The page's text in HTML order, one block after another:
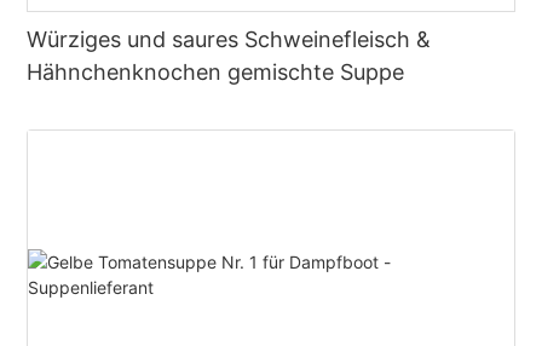
Würziges und saures Schweinefleisch &
Hähnchenknochen gemischte Suppe